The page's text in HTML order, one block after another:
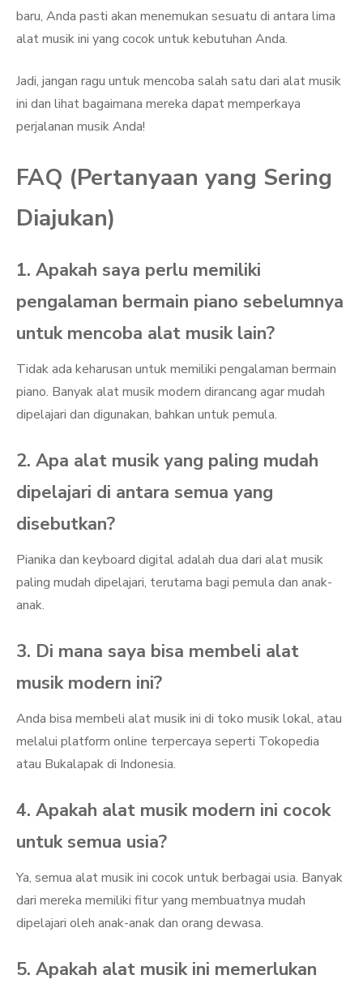
baru, Anda pasti akan menemukan sesuatu di antara lima
alat musik ini yang cocok untuk kebutuhan Anda.
Jadi, jangan ragu untuk mencoba salah satu dari alat musik
ini dan lihat bagaimana mereka dapat memperkaya
perjalanan musik Anda!
FAQ (Pertanyaan yang Sering
Diajukan)
1. Apakah saya perlu memiliki
pengalaman bermain piano sebelumnya
untuk mencoba alat musik lain?
Tidak ada keharusan untuk memiliki pengalaman bermain
piano. Banyak alat musik modern dirancang agar mudah
dipelajari dan digunakan, bahkan untuk pemula.
2. Apa alat musik yang paling mudah
dipelajari di antara semua yang
disebutkan?
Pianika dan keyboard digital adalah dua dari alat musik
paling mudah dipelajari, terutama bagi pemula dan anak-
anak.
3. Di mana saya bisa membeli alat
musik modern ini?
Anda bisa membeli alat musik ini di toko musik lokal, atau
melalui platform online terpercaya seperti Tokopedia
atau Bukalapak di Indonesia.
4. Apakah alat musik modern ini cocok
untuk semua usia?
Ya, semua alat musik ini cocok untuk berbagai usia. Banyak
dari mereka memiliki fitur yang membuatnya mudah
dipelajari oleh anak-anak dan orang dewasa.
5. Apakah alat musik ini memerlukan